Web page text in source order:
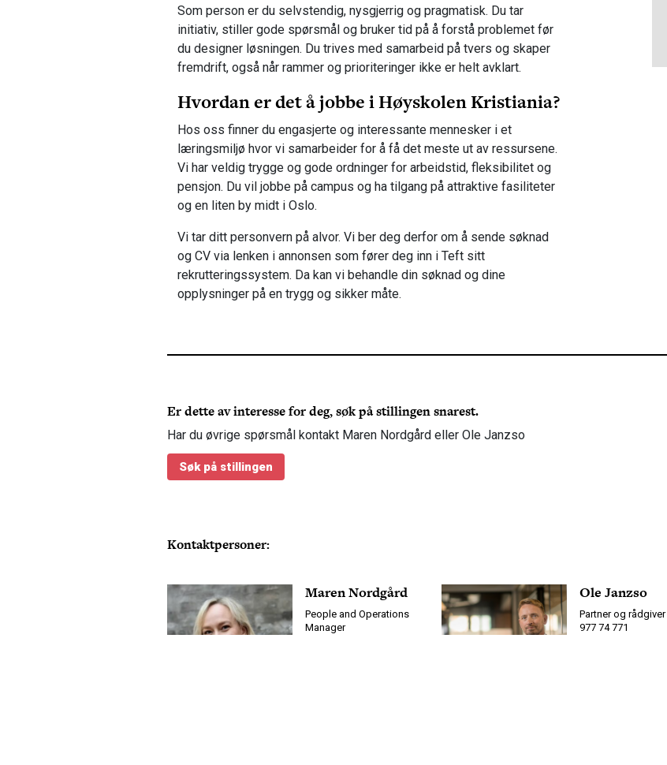
Som person er du selvstendig, nysgjerrig og pragmatisk. Du tar
initiativ, stiller gode spørsmål og bruker tid på å forstå problemet før
du designer løsningen. Du trives med samarbeid på tvers og skaper
fremdrift, også når rammer og prioriteringer ikke er helt avklart.
Hvordan er det å jobbe i Høyskolen Kristiania?
Hos oss finner du engasjerte og interessante mennesker i et
læringsmiljø hvor vi samarbeider for å få det meste ut av ressursene.
Vi har veldig trygge og gode ordninger for arbeidstid, fleksibilitet og
pensjon. Du vil jobbe på campus og ha tilgang på attraktive fasiliteter
og en liten by midt i Oslo.
Vi tar ditt personvern på alvor. Vi ber deg derfor om å sende søknad
og CV via lenken i annonsen som fører deg inn i Teft sitt
rekrutteringssystem. Da kan vi behandle din søknad og dine
opplysninger på en trygg og sikker måte.
Er dette av interesse for deg, søk på stillingen snarest.
Har du øvrige spørsmål kontakt Maren Nordgård eller Ole Janzso
Søk på stillingen
Kontaktpersoner:
Maren Nordgård
People and Operations
Manager
Ole Janzso
Partner og rådgiver
977 74 771